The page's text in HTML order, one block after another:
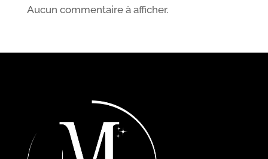
Aucun commentaire à afficher.